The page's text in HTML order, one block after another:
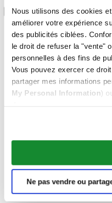
Nous utilisons des cookies
améliorer votre expérience
des publicités ciblées.
le droit de refuser la "vente"
personnelles à des fins de
Vous pouvez exercer ce
partager mes informations
My Personal Information)
Ne pas vendre ou
Sélecteur de langue
Autriche
Belgique
Dutch
Chine
English
简体中文
English
Norvège
Pays-Bas